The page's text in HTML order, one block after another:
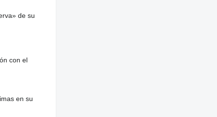
de su
con el
en su